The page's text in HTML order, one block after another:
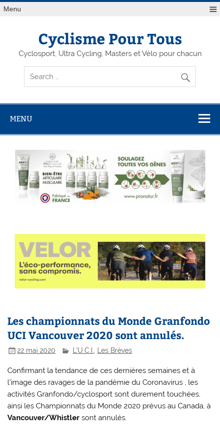
Menu
Cyclisme Pour Tous
Cyclosport, Ultra Cycling, Masters et Vélo pour chacun
MENU
Les championnats du Monde Granfondo
UCI Vancouver 2020 sont annulés.
22 mai 2020 L'U.C.I. Les Brèves
Confirmant la tendance de ces dernières semaines et à
l’image des ravages de la pandémie du Coronavirus , les
activités Granfondo/cyclosport sont durement touchées,
ainsi les Championnats du Monde 2020 prévus au Canada, à
Vancouver/Whistler sont annulés.